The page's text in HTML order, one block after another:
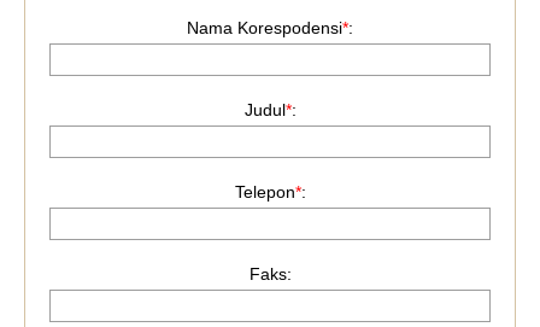
Nama Korespodensi*:
Judul*:
Telepon*:
Faks: